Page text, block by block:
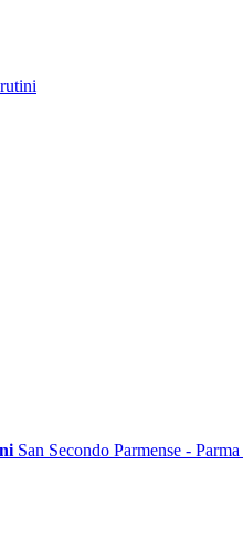
San Secondo Parmense - Parma